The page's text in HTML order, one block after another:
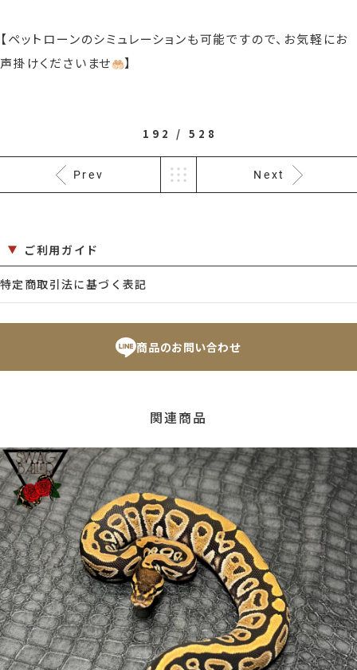
【ペットローンのシミュレーションも可能ですので、お気軽にお
声掛けくださいませ
】
192 / 528
Prev Next
ご利用ガイド
特定商取引法に基づく表記
商品のお問い合わせ
関連商品